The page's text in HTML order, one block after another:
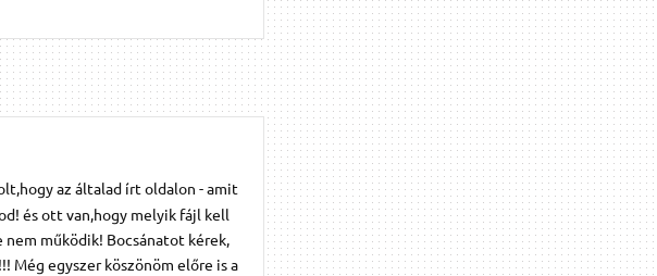
az általad írt oldalon - amit
és ott van,hogy melyik fájl kell
működik! Bocsánatot kérek,
Még egyszer köszönöm előre is a